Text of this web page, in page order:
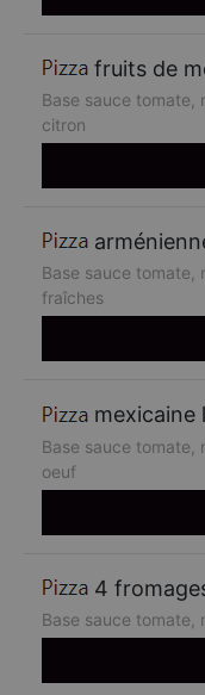
fruits de
Base sauce tomate,
citron
Base sauce
fraîches
mexicaine
Base sauce tomate,
oeuf
4
Base sauce tomate,